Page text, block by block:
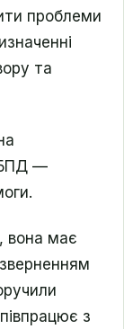
проблеми
та
БПД —
вона має
з